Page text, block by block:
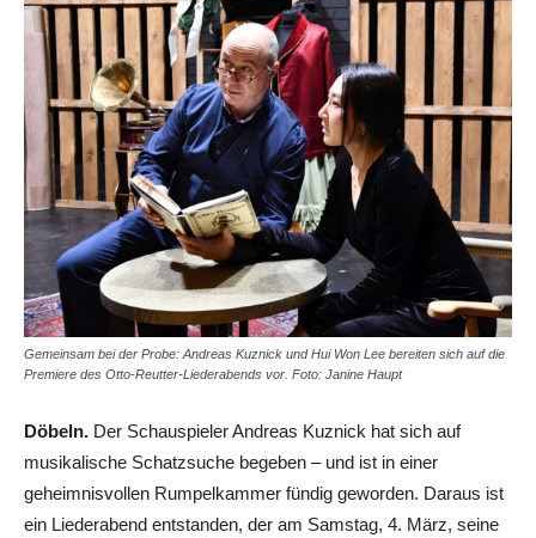
Gemeinsam bei der Probe: Andreas Kuznick und Hui Won Lee bereiten sich auf die
Premiere des Otto-Reutter-Liederabends vor. Foto: Janine Haupt
Döbeln. Der Schauspieler Andreas Kuznick hat sich auf
musikalische Schatzsuche begeben – und ist in einer
geheimnisvollen Rumpelkammer fündig geworden. Daraus ist
ein Liederabend entstanden, der am Samstag, 4. März, seine